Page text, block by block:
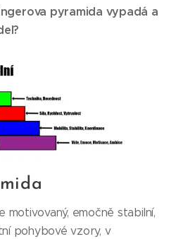
pyramida vypadá a
motivovaný, emočně stabilní,
pohybové vzory, v